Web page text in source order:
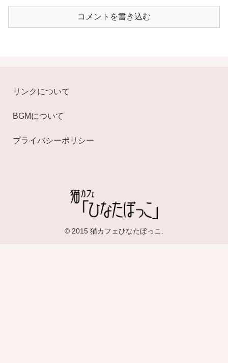
コメントを書き込む
リンクについて
BGMについて
プライバシーポリシー
© 2015 猫カフェひなたぼっこ.